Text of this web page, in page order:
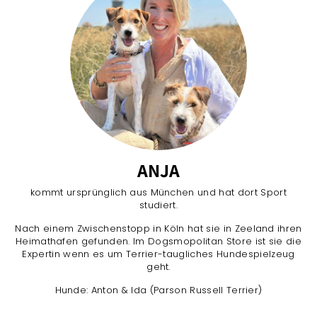
ANJA
kommt ursprünglich aus München und hat dort Sport
studiert.
Nach einem Zwischenstopp in Köln hat sie in Zeeland ihren
Heimathafen gefunden. Im Dogsmopolitan Store ist sie die
Expertin wenn es um Terrier-taugliches Hundespielzeug
geht.
Hunde: Anton & Ida (Parson Russell Terrier)